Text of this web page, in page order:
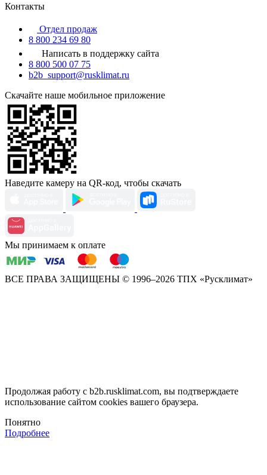
Контакты
Отдел продаж
8 800 234 69 80
Написать в поддержку сайта
8 800 500 07 75
b2b_support@rusklimat.ru
Скачайте наше мобильное приложение
Наведите камеру на QR-код, чтобы скачать
Мы принимаем к оплате
ВСЕ ПРАВА ЗАЩИЩЕНЫ © 1996–2026 ТПХ «Русклимат»
Продолжая работу с b2b.rusklimat.com, вы подтверждаете
использование сайтом cookies вашего браузера.
Понятно
Подробнее